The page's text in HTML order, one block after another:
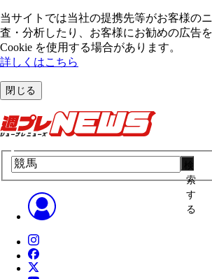
当サイトでは当社の提携先等がお客様の
査・分析したり、お客様にお勧めの広告
Cookie を使⽤する場合があります。
詳しくはこちら
閉じる
索
す
る